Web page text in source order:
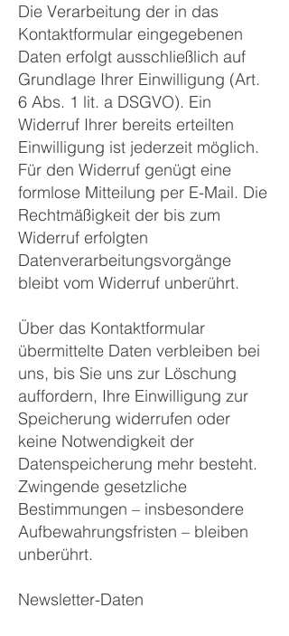
Die Verarbeitung der in das
Kontaktformular eingegebenen
Daten erfolgt ausschließlich auf
Grundlage Ihrer Einwilligung (Art.
6 Abs. 1 lit. a DSGVO). Ein
Widerruf Ihrer bereits erteilten
Einwilligung ist jederzeit möglich.
Für den Widerruf genügt eine
formlose Mitteilung per E-Mail. Die
Rechtmäßigkeit der bis zum
Widerruf erfolgten
Datenverarbeitungsvorgänge
bleibt vom Widerruf unberührt.
Über das Kontaktformular
übermittelte Daten verbleiben bei
uns, bis Sie uns zur Löschung
auffordern, Ihre Einwilligung zur
Speicherung widerrufen oder
keine Notwendigkeit der
Datenspeicherung mehr besteht.
Zwingende gesetzliche
Bestimmungen – insbesondere
Aufbewahrungsfristen – bleiben
unberührt.
Newsletter-Daten